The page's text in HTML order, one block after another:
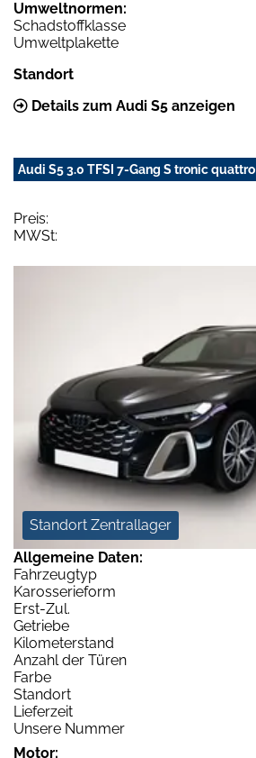
Umweltnormen:
Schadstoffklasse
Umweltplakette
Standort
Details zum Audi S5 anzeigen
Audi S5 3.0 TFSI 7-Gang S tronic quattro
Preis:
MWSt:
Standort Zentrallager
Allgemeine Daten:
Fahrzeugtyp
Karosserieform
Erst-Zul.
Getriebe
Kilometerstand
Anzahl der Türen
Farbe
Standort
Lieferzeit
Unsere Nummer
Motor: